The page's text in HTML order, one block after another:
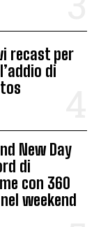
recast per
di
New Day
di
con 360
weekend